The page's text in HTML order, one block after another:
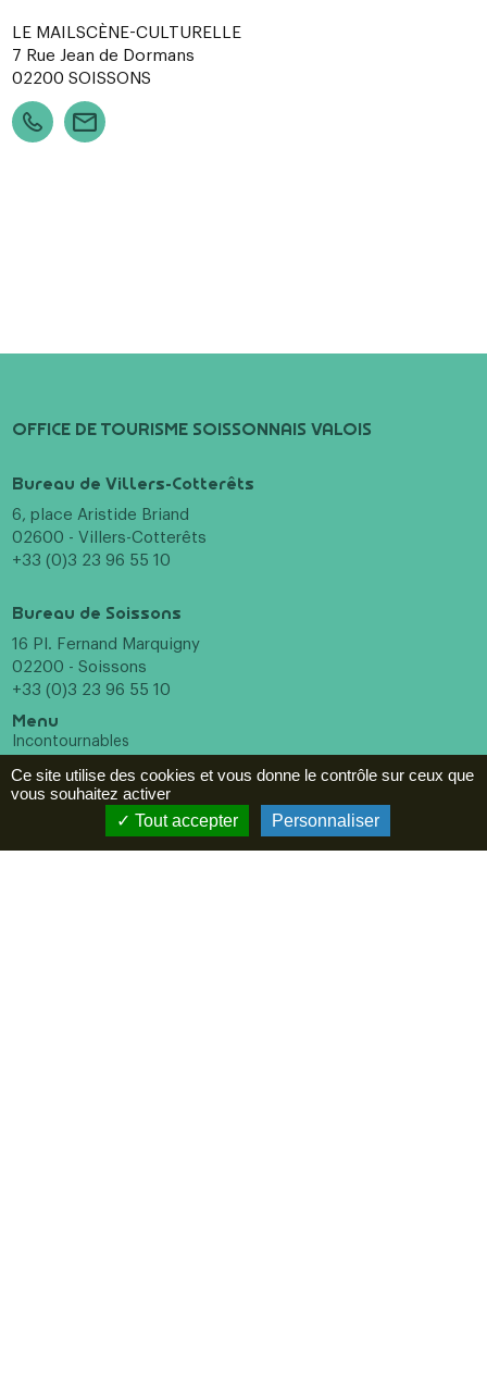
LE MAILSCÈNE-CULTURELLE
7 Rue Jean de Dormans
02200 SOISSONS
OFFICE DE TOURISME SOISSONNAIS VALOIS
Bureau de Villers-Cotterêts
6, place Aristide Briand
02600 - Villers-Cotterêts
+33 (0)3 23 96 55 10
Bureau de Soissons
16 Pl. Fernand Marquigny
02200 - Soissons
+33 (0)3 23 96 55 10
Menu
Incontournables
Hébergements
Restaurants
ESPACE PRO
Ce site utilise des cookies et vous donne le contrôle sur ceux que
vous souhaitez activer
Tout accepter
Personnaliser